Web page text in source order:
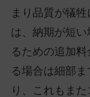
まり品質が犠
は、納期が短
るための追加
る場合は細部
り、これもま